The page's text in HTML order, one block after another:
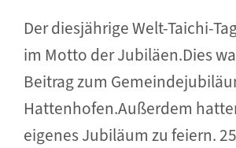
Der diesjährige Welt-Taichi-
im Motto der Jubiläen.Dies
Beitrag zum
Hattenhofen.Außerdem
eigenes Jubiläum zu feiern.